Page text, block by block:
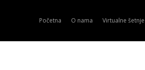
Početna O nama Virtualne šetnje